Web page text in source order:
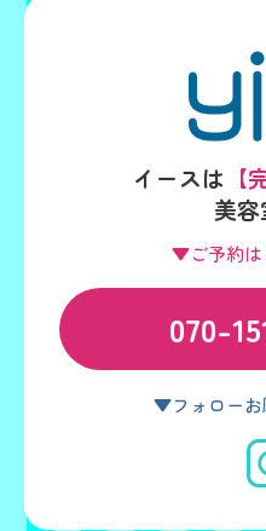
イースは 【
美
▼ご予約
070-
▼フォロー